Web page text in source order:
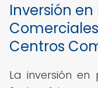
Inversión
Centros
La inversión